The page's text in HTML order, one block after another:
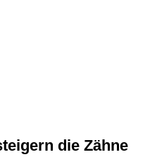
die Zähne